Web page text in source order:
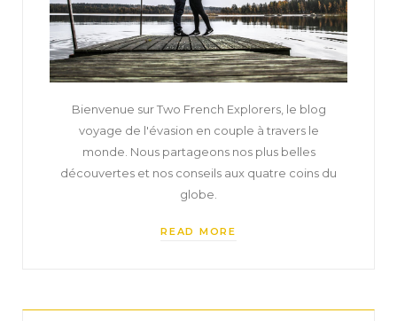
Bienvenue sur Two French Explorers, le blog
voyage de l'évasion en couple à travers le
monde. Nous partageons nos plus belles
découvertes et nos conseils aux quatre coins du
globe.
READ MORE